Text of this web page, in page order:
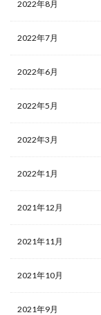
2022年8月
2022年7月
2022年6月
2022年5月
2022年3月
2022年1月
2021年12月
2021年11月
2021年10月
2021年9月